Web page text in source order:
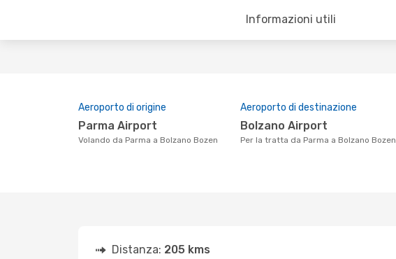
Informazioni utili
Aeroporto di origine
Parma Airport
Volando da Parma a Bolzano Bozen
Aeroporto di destinazione
Bolzano Airport
Per la tratta da Parma a Bolzano Bozen
Distanza: 205 kms